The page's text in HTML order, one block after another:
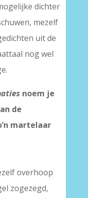
dichter
mezelf
uit de
nog wel
noem je
de
martelaar
overhoop
zogezegd,